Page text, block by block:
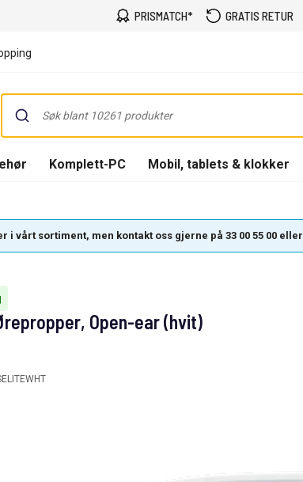
PRISMATCH* GRATIS RETUR
Komplett-PC Mobil, tablets & klokker
i vårt sortiment, men kontakt oss gjerne på 33 00 55 00 eller
Open-ear (hvit)